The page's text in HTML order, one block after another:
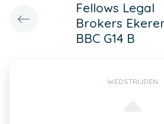
Fellows Legal
Brokers
BBC G14 B
WEDSTRIJDEN